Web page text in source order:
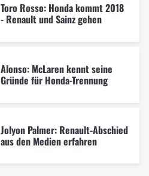
Toro Rosso: Honda kommt 2018
- Renault und Sainz gehen
Alonso: McLaren kennt seine
Gründe für Honda-Trennung
Jolyon Palmer: Renault-Abschied
aus den Medien erfahren